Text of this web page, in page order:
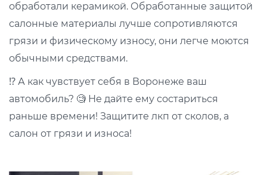
обработали керамикой. Обработанные защитой
салонные материалы лучше сопротивляются
грязи и физическому износу, они легче моются
обычными средствами.
⁉ А как чувствует себя в Воронеже ваш
автомобиль? 🧐 Не дайте ему состариться
раньше времени! Защитите лкп от сколов, а
салон от грязи и износа!